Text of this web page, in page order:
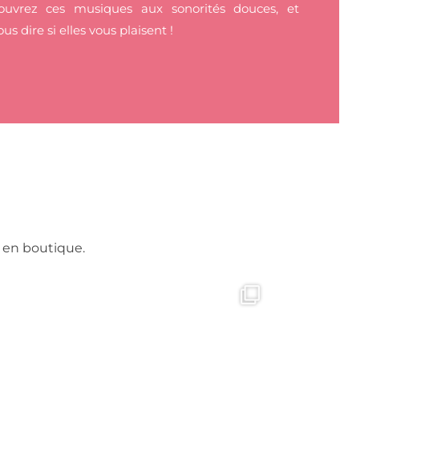
ces musiques aux sonorités douces, et
dire si elles vous plaisent !
en boutique.